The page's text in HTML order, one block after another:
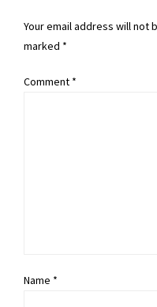
Your email address will not
marked *
Comment *
Name *